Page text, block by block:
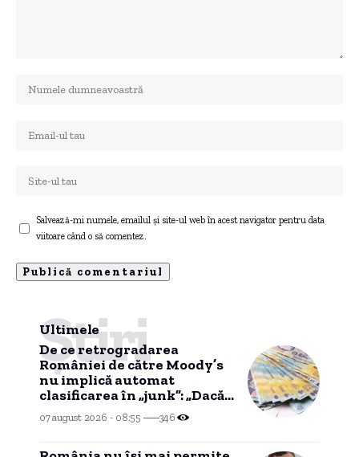
Salvează-mi numele, emailul și site-ul web în acest navigator pentru data
viitoare când o să comentez.
Ultimele
Știri
De ce retrogradarea
României de către Moody’s
nu implică automat
clasificarea în „junk”: „Dacă
contrazice Fitch, apare un
split rating”
07 august 2026 - 08:55 346